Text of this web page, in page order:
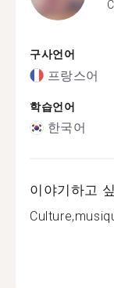
구사언어
프랑스어
학습언어
한국어
이야기하고